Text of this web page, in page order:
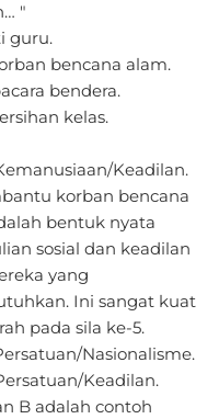
"
guru.
bencana alam.
bendera.
kelas.
Keadilan.
korban bencana
bentuk nyata
sosial dan keadilan
yang
Ini sangat kuat
pada sila ke-5.
Nasionalisme.
Keadilan.
B adalah contoh